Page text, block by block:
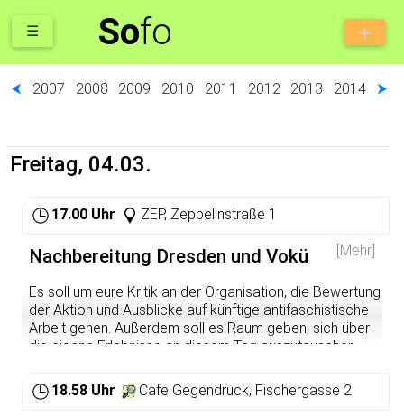
Sofo
☰
⮜ 2007 2008 2009 2010 2011 2012 2013 2014 ⮞
Freitag, 04.03.
17.00 Uhr ZEP, Zeppelinstraße 1
[Mehr]
Nachbereitung Dresden und Vokü
Es soll um eure Kritik an der Organisation, die Bewertung
der Aktion und Ausblicke auf künftige antifaschistische
Arbeit gehen. Außerdem soll es Raum geben, sich über
die eigene Erlebnisse an diesem Tag auszutauschen.
ZEP eine VoKü mit warmem Essen zum kleinen Preis
18.58 Uhr Cafe Gegendruck, Fischergasse 2